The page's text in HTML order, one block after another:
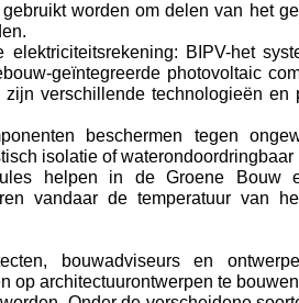
worden om delen van het
BIPV-het
geïntegreerde photovoltaic
verschillende technologieën en
beschermen tegen
isolatie of waterondoordringbaar
helpen in de Groene Bouw
vandaar de temperatuur van
bouwadviseurs en
op architectuurontwerpen te